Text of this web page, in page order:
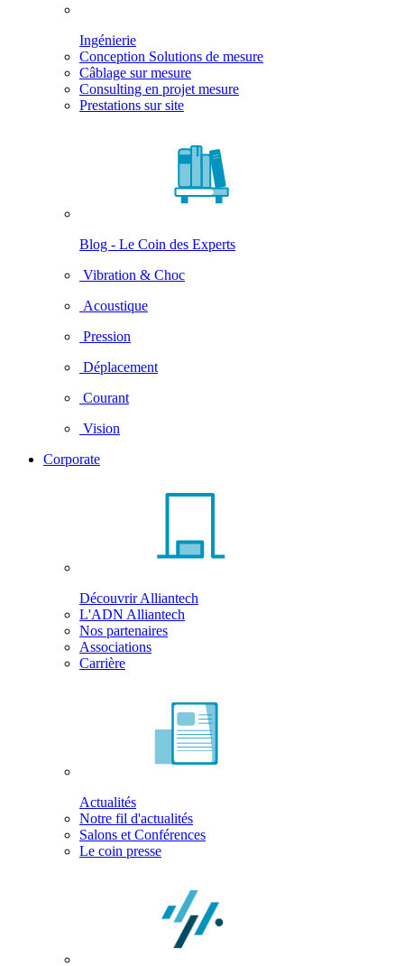
Ingénierie
Conception Solutions de mesure
Câblage sur mesure
Consulting en projet mesure
Prestations sur site
Blog - Le Coin des Experts
Vibration & Choc
Acoustique
Pression
Déplacement
Courant
Vision
Corporate
Découvrir Alliantech
L'ADN Alliantech
Nos partenaires
Associations
Carrière
Actualités
Notre fil d'actualités
Salons et Conférences
Le coin presse